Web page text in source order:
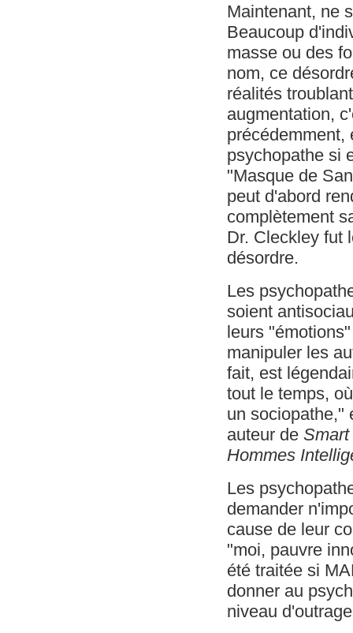
Maintenant, ne
Beaucoup
masse ou des
nom, ce
réalités
augmentation,
précédemment,
psychopathe si
"Masque de
peut d'abord
complètement
Dr. Cleckley fut
désordre.
Les
soient
leurs
manipuler les
fait, est
tout le temps,
un sociopathe,"
auteur de
Hommes
Les
demander
cause de leur
"moi, pauvre
été traitée si
donner au
niveau